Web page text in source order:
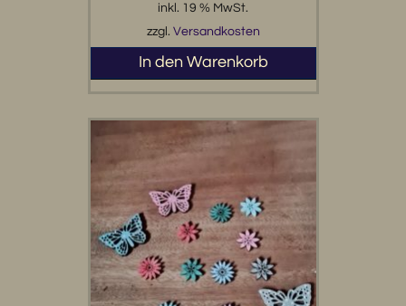
inkl. 19 % MwSt.
zzgl. Versandkosten
In den Warenkorb